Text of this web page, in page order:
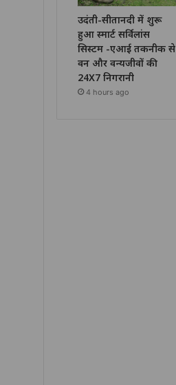
उदंती-सीतानदी में शुरू
हुआ स्मार्ट सर्विलांस
सिस्टम -एआई तकनीक से
वन और वन्यजीवों की
24X7 निगरानी
4 hours ago